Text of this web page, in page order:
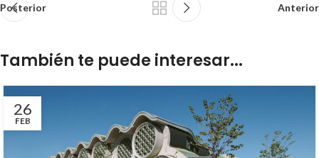
Posterior Anterior
También te puede interesar...
26
FEB